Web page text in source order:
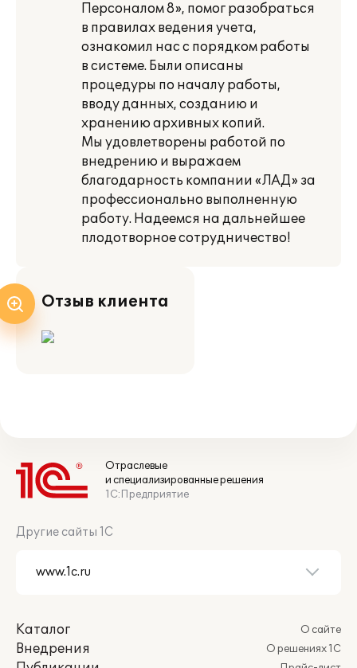
Персоналом 8», помог разобраться
в правилах ведения учета,
ознакомил нас с порядком работы
в системе. Были описаны
процедуры по началу работы,
вводу данных, созданию и
хранению архивных копий.
Мы удовлетворены работой по
внедрению и выражаем
благодарность компании «ЛАД» за
профессионально выполненную
работу. Надеемся на дальнейшее
плодотворное сотрудничество!
Отзыв клиента
Отраслевые
и специализированные решения
1С:Предприятие
Другие сайты 1С
Каталог
Внедрения
О сайте
О решениях 1С